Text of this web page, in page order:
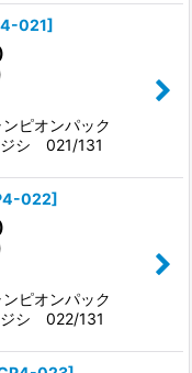
021]
ピオンパック
ジシ 021/131
022]
ピオンパック
ジシ 022/131